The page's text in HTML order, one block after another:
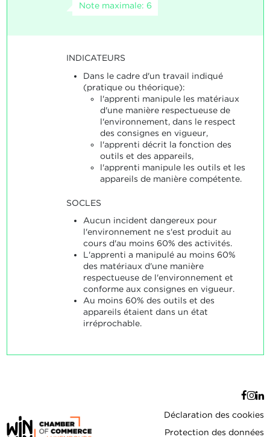
Note maximale: 6
INDICATEURS
Dans le cadre d'un travail indiqué
(pratique ou théorique):
l'apprenti manipule les matériaux
d'une manière respectueuse de
l'environnement, dans le respect
des consignes en vigueur,
l'apprenti décrit la fonction des
outils et des appareils,
l'apprenti manipule les outils et les
appareils de manière compétente.
SOCLES
Aucun incident dangereux pour
l'environnement ne s'est produit au
cours d'au moins 60% des activités.
L'apprenti a manipulé au moins 60%
des matériaux d'une manière
respectueuse de l'environnement et
conforme aux consignes en vigueur.
Au moins 60% des outils et des
appareils étaient dans un état
irréprochable.
Déclaration des cookies
Protection des données